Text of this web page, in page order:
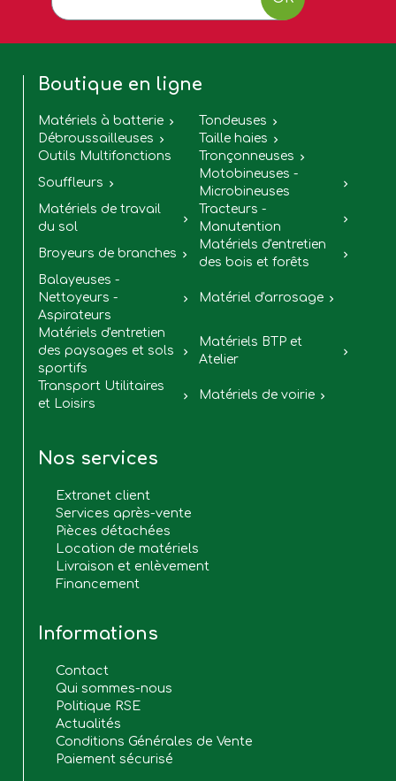
Boutique en ligne
Matériels à batterie  Tondeuses 
Débroussailleuses  Taille haies 
Outils Multifonctions Tronçonneuses 
Souffleurs 
Motobineuses -
Microbineuses

Matériels de travail
du sol

Tracteurs -
Manutention

Broyeurs de branches 
Matériels d'entretien
des bois et forêts

Balayeuses -
Nettoyeurs -
Aspirateurs
 Matériel d'arrosage 
Matériels d'entretien
des paysages et sols
sportifs

Matériels BTP et
Atelier

Transport Utilitaires
et Loisirs
 Matériels de voirie 
Nos services
Extranet client
Services après-vente
Pièces détachées
Location de matériels
Livraison et enlèvement
Financement
Informations
Contact
Qui sommes-nous
Politique RSE
Actualités
Conditions Générales de Vente
Paiement sécurisé